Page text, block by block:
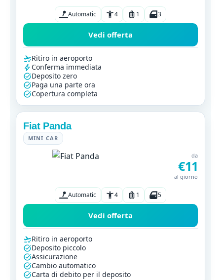
Automatic 4 1 3
Vedi offerta
Ritiro in aeroporto
Conferma immediata
Deposito zero
Paga una parte ora
Copertura completa
Fiat Panda
MINI CAR
da
€11
al giorno
Automatic 4 1 5
Vedi offerta
Ritiro in aeroporto
Deposito piccolo
Assicurazione
Cambio automatico
Carta di debito per il deposito